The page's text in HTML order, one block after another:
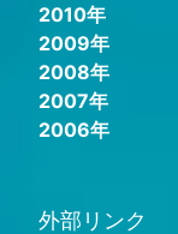
2010年
2009年
2008年
2007年
2006年
外部リンク